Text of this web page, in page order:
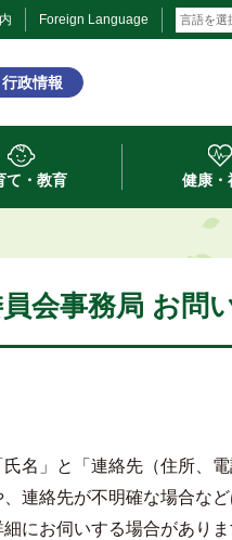
Foreign Language
政情報
て・教育 健康・
会事務局 お問
名」と「連絡先（住所、
連絡先が不明確な場合な
にお伺いする場合がありま